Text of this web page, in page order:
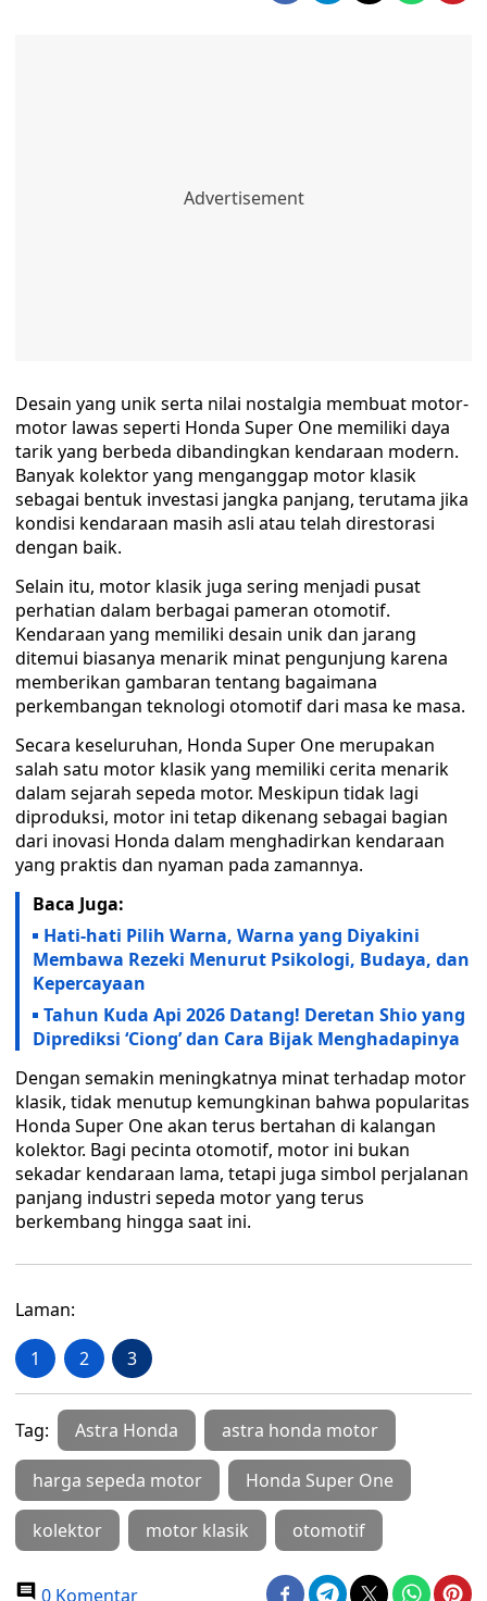
Desain yang unik serta nilai nostalgia membuat motor-
motor lawas seperti Honda Super One memiliki daya
tarik yang berbeda dibandingkan kendaraan modern.
Banyak kolektor yang menganggap motor klasik
sebagai bentuk investasi jangka panjang, terutama jika
kondisi kendaraan masih asli atau telah direstorasi
dengan baik.
Selain itu, motor klasik juga sering menjadi pusat
perhatian dalam berbagai pameran otomotif.
Kendaraan yang memiliki desain unik dan jarang
ditemui biasanya menarik minat pengunjung karena
memberikan gambaran tentang bagaimana
perkembangan teknologi otomotif dari masa ke masa.
Secara keseluruhan, Honda Super One merupakan
salah satu motor klasik yang memiliki cerita menarik
dalam sejarah sepeda motor. Meskipun tidak lagi
diproduksi, motor ini tetap dikenang sebagai bagian
dari inovasi Honda dalam menghadirkan kendaraan
yang praktis dan nyaman pada zamannya.
Baca Juga:
Hati-hati Pilih Warna, Warna yang Diyakini
Membawa Rezeki Menurut Psikologi, Budaya, dan
Kepercayaan
Tahun Kuda Api 2026 Datang! Deretan Shio yang
Diprediksi ‘Ciong’ dan Cara Bijak Menghadapinya
Dengan semakin meningkatnya minat terhadap motor
klasik, tidak menutup kemungkinan bahwa popularitas
Honda Super One akan terus bertahan di kalangan
kolektor. Bagi pecinta otomotif, motor ini bukan
sekadar kendaraan lama, tetapi juga simbol perjalanan
panjang industri sepeda motor yang terus
berkembang hingga saat ini.
Laman:
1 2 3
Tag: Astra Honda astra honda motor
harga sepeda motor Honda Super One
kolektor motor klasik otomotif
0 Komentar